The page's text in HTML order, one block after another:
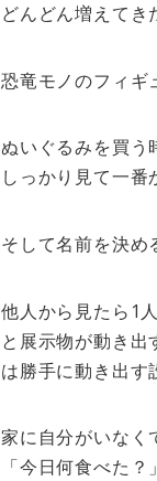
どんどん増えてき
恐竜モノのフィギ
ぬいぐるみを買う
しっかり見て一番
そして名前を決め
他人から見たら1
と展示物が動き
は勝手に動き出す
家に自分がいなく
「今日何食べた